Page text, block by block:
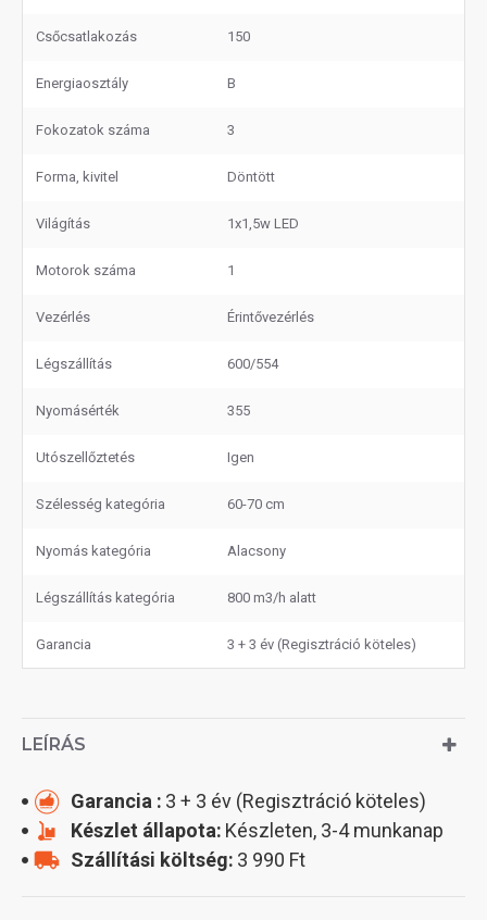
Csőcsatlakozás 150
Energiaosztály B
Fokozatok száma 3
Forma, kivitel Döntött
Világítás 1x1,5w LED
Motorok száma 1
Vezérlés Érintővezérlés
Légszállítás 600/554
Nyomásérték 355
Utószellőztetés Igen
Szélesség kategória 60-70 cm
Nyomás kategória Alacsony
Légszállítás kategória 800 m3/h alatt
Garancia 3 + 3 év (Regisztráció köteles)
LEÍRÁS
Garancia : 3 + 3 év (Regisztráció köteles)
Készlet állapota: Készleten, 3-4 munkanap
Szállítási költség: 3 990 Ft